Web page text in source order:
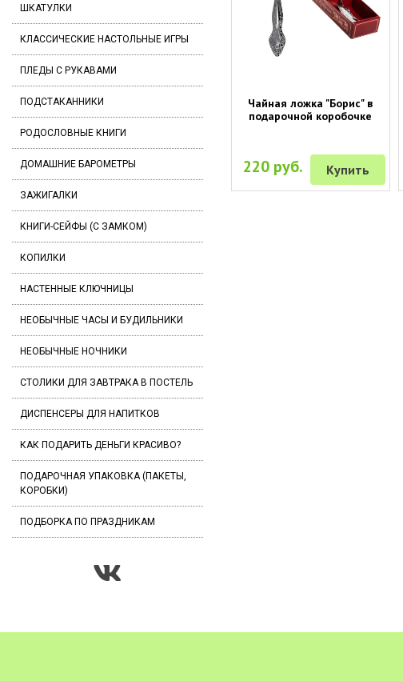
ШКАТУЛКИ
КЛАССИЧЕСКИЕ НАСТОЛЬНЫЕ ИГРЫ
ПЛЕДЫ С РУКАВАМИ
ПОДСТАКАННИКИ
РОДОСЛОВНЫЕ КНИГИ
ДОМАШНИЕ БАРОМЕТРЫ
ЗАЖИГАЛКИ
КНИГИ-СЕЙФЫ (С ЗАМКОМ)
КОПИЛКИ
НАСТЕННЫЕ КЛЮЧНИЦЫ
НЕОБЫЧНЫЕ ЧАСЫ И БУДИЛЬНИКИ
НЕОБЫЧНЫЕ НОЧНИКИ
СТОЛИКИ ДЛЯ ЗАВТРАКА В ПОСТЕЛЬ
ДИСПЕНСЕРЫ ДЛЯ НАПИТКОВ
КАК ПОДАРИТЬ ДЕНЬГИ КРАСИВО?
ПОДАРОЧНАЯ УПАКОВКА (ПАКЕТЫ,
КОРОБКИ)
ПОДБОРКА ПО ПРАЗДНИКАМ
Чайная ложка "Борис" в
подарочной коробочке
220 руб. Купить